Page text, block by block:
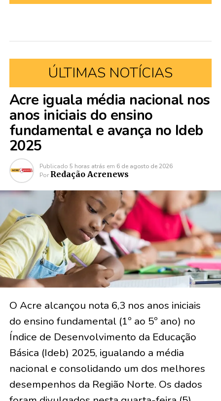
ÚLTIMAS NOTÍCIAS
Acre iguala média nacional nos
anos iniciais do ensino
fundamental e avança no Ideb
2025
Publicado 5 horas atrás em 6 de agosto de 2026
Por Redação Acrenews
O Acre alcançou nota 6,3 nos anos iniciais
do ensino fundamental (1º ao 5º ano) no
Índice de Desenvolvimento da Educação
Básica (Ideb) 2025, igualando a média
nacional e consolidando um dos melhores
desempenhos da Região Norte. Os dados